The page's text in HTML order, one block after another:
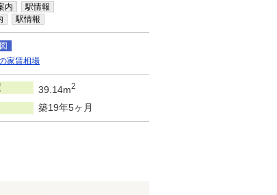
内 駅情報
駅情報
家賃相場
39.14m2
築19年5ヶ月